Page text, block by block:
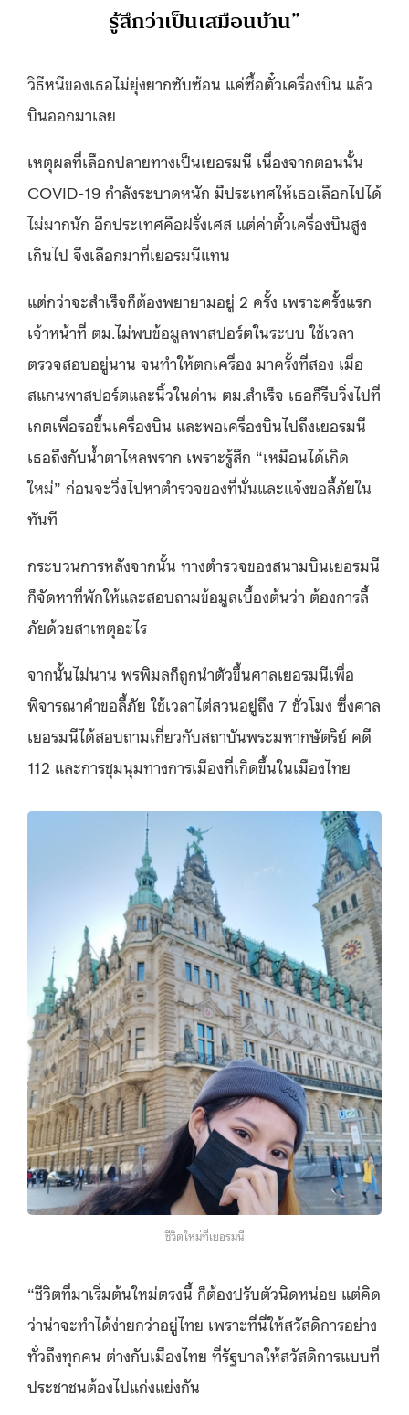
รู้สึกว่าเป็นเสมือนบ้าน”
วิธีหนีของเธอไม่ยุ่งยากซับซ้อน แค่ซื้อตั๋วเครื่องบิน แล้ว
บินออกมาเลย
เหตุผลที่เลือกปลายทางเป็นเยอรมนี เนื่องจากตอนนั้น
COVID-19 กำลังระบาดหนัก มีประเทศให้เธอเลือกไปได้
ไม่มากนัก อีกประเทศคือฝรั่งเศส แต่ค่าตั๋วเครื่องบินสูง
เกินไป จึงเลือกมาที่เยอรมนีแทน
แต่กว่าจะสำเร็จก็ต้องพยายามอยู่ 2 ครั้ง เพราะครั้งแรก
เจ้าหน้าที่ ตม.ไม่พบข้อมูลพาสปอร์ตในระบบ ใช้เวลา
ตรวจสอบอยู่นาน จนทำให้ตกเครื่อง มาครั้งที่สอง เมื่อ
สแกนพาสปอร์ตและนิ้วในด่าน ตม.สำเร็จ เธอก็รีบวิ่งไปที่
เกตเพื่อรอขึ้นเครื่องบิน และพอเครื่องบินไปถึงเยอรมนี
เธอถึงกับน้ำตาไหลพราก เพราะรู้สึก “เหมือนได้เกิด
ใหม่” ก่อนจะวิ่งไปหาตำรวจของที่นั่นและแจ้งขอลี้ภัยใน
ทันที
กระบวนการหลังจากนั้น ทางตำรวจของสนามบินเยอรมนี
ก็จัดหาที่พักให้และสอบถามข้อมูลเบื้องต้นว่า ต้องการลี้
ภัยด้วยสาเหตุอะไร
จากนั้นไม่นาน พรพิมลก็ถูกนำตัวขึ้นศาลเยอรมนีเพื่อ
พิจารณาคำขอลี้ภัย ใช้เวลาไต่สวนอยู่ถึง 7 ชั่วโมง ซึ่งศาล
เยอรมนีได้สอบถามเกี่ยวกับสถาบันพระมหากษัตริย์ คดี
112 และการชุมนุมทางการเมืองที่เกิดขึ้นในเมืองไทย
ชีวิตใหม่ที่เยอรมนี
“ชีวิตที่มาเริ่มต้นใหม่ตรงนี้ ก็ต้องปรับตัวนิดหน่อย แต่คิด
ว่าน่าจะทำได้ง่ายกว่าอยู่ไทย เพราะที่นี่ให้สวัสดิการอย่าง
ทั่วถึงทุกคน ต่างกับเมืองไทย ที่รัฐบาลให้สวัสดิการแบบที่
ประชาชนต้องไปแก่งแย่งกัน